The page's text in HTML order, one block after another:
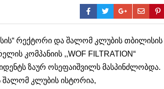
რექტორი და შალომ კლუბის თბილისის
კომპანიის ,,WOF FILTRATION“
ზაურ ოსეფაიშვილს მასპინძლობდა.
შალომ კლუბის ისტორია,